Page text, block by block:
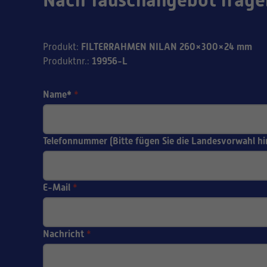
Produkt: FILTERRAHMEN NILAN 260×300×24 mm
Produktnr.: 19956-L
Name* *
Telefonnummer (Bitte fügen Sie die Landesvorwahl
E-Mail *
Nachricht *